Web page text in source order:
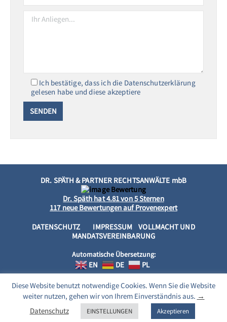
Ich bestätige, dass ich die Datenschutzerklärung
gelesen habe und diese akzeptiere
DR. SPÄTH & PARTNER RECHTSANWÄLTE mbB
Dr. Späth hat4.81von5Sternen
117neue Bewertungen auf Provenexpert
DATENSCHUTZ
IMPRESSUM
VOLLMACHT UND
MANDATSVEREINBARUNG
Automatische Übersetzung:
EN DE PL
Diese Website benutzt notwendige Cookies. Wenn Sie die Website
weiter nutzen, gehen wir von Ihrem Einverständnis aus. →
Datenschutz
EINSTELLUNGEN Akzeptieren